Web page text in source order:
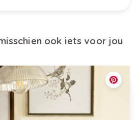
ook iets voor jou